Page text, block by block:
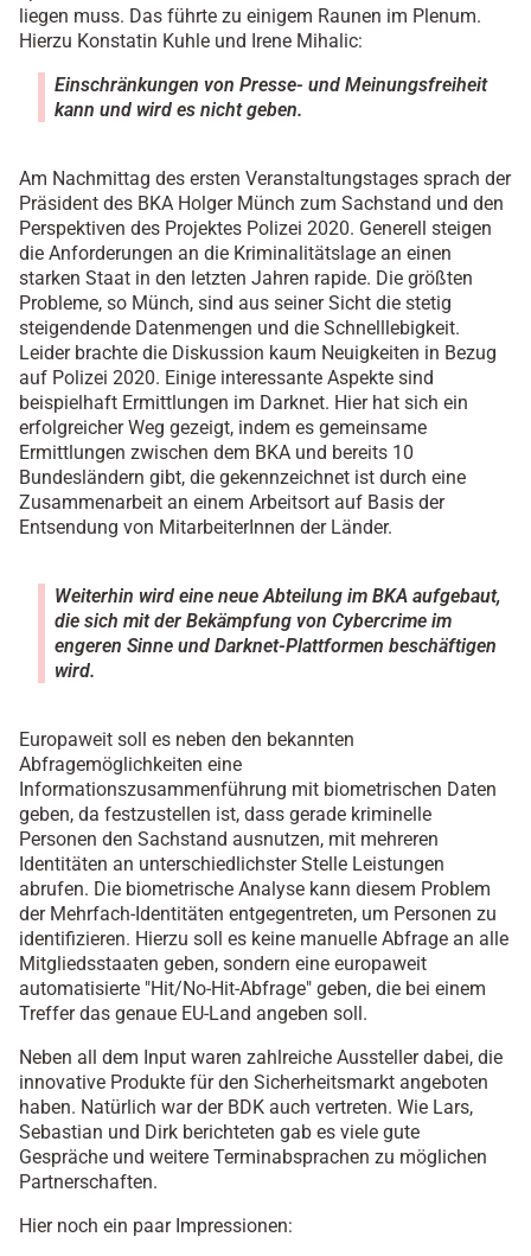
liegen muss. Das führte zu einigem Raunen im Plenum.
Hierzu Konstatin Kuhle und Irene Mihalic:
Einschränkungen von Presse- und Meinungsfreiheit
kann und wird es nicht geben.
Am Nachmittag des ersten Veranstaltungstages sprach der
Präsident des BKA Holger Münch zum Sachstand und den
Perspektiven des Projektes Polizei 2020. Generell steigen
die Anforderungen an die Kriminalitätslage an einen
starken Staat in den letzten Jahren rapide. Die größten
Probleme, so Münch, sind aus seiner Sicht die stetig
steigendende Datenmengen und die Schnelllebigkeit.
Leider brachte die Diskussion kaum Neuigkeiten in Bezug
auf Polizei 2020. Einige interessante Aspekte sind
beispielhaft Ermittlungen im Darknet. Hier hat sich ein
erfolgreicher Weg gezeigt, indem es gemeinsame
Ermittlungen zwischen dem BKA und bereits 10
Bundesländern gibt, die gekennzeichnet ist durch eine
Zusammenarbeit an einem Arbeitsort auf Basis der
Entsendung von MitarbeiterInnen der Länder.
Weiterhin wird eine neue Abteilung im BKA aufgebaut,
die sich mit der Bekämpfung von Cybercrime im
engeren Sinne und Darknet-Plattformen beschäftigen
wird.
Europaweit soll es neben den bekannten
Abfragemöglichkeiten eine
Informationszusammenführung mit biometrischen Daten
geben, da festzustellen ist, dass gerade kriminelle
Personen den Sachstand ausnutzen, mit mehreren
Identitäten an unterschiedlichster Stelle Leistungen
abrufen. Die biometrische Analyse kann diesem Problem
der Mehrfach-Identitäten entgegentreten, um Personen zu
identifizieren. Hierzu soll es keine manuelle Abfrage an alle
Mitgliedsstaaten geben, sondern eine europaweit
automatisierte "Hit/No-Hit-Abfrage" geben, die bei einem
Treffer das genaue EU-Land angeben soll.
Neben all dem Input waren zahlreiche Aussteller dabei, die
innovative Produkte für den Sicherheitsmarkt angeboten
haben. Natürlich war der BDK auch vertreten. Wie Lars,
Sebastian und Dirk berichteten gab es viele gute
Gespräche und weitere Terminabsprachen zu möglichen
Partnerschaften.
Hier noch ein paar Impressionen: